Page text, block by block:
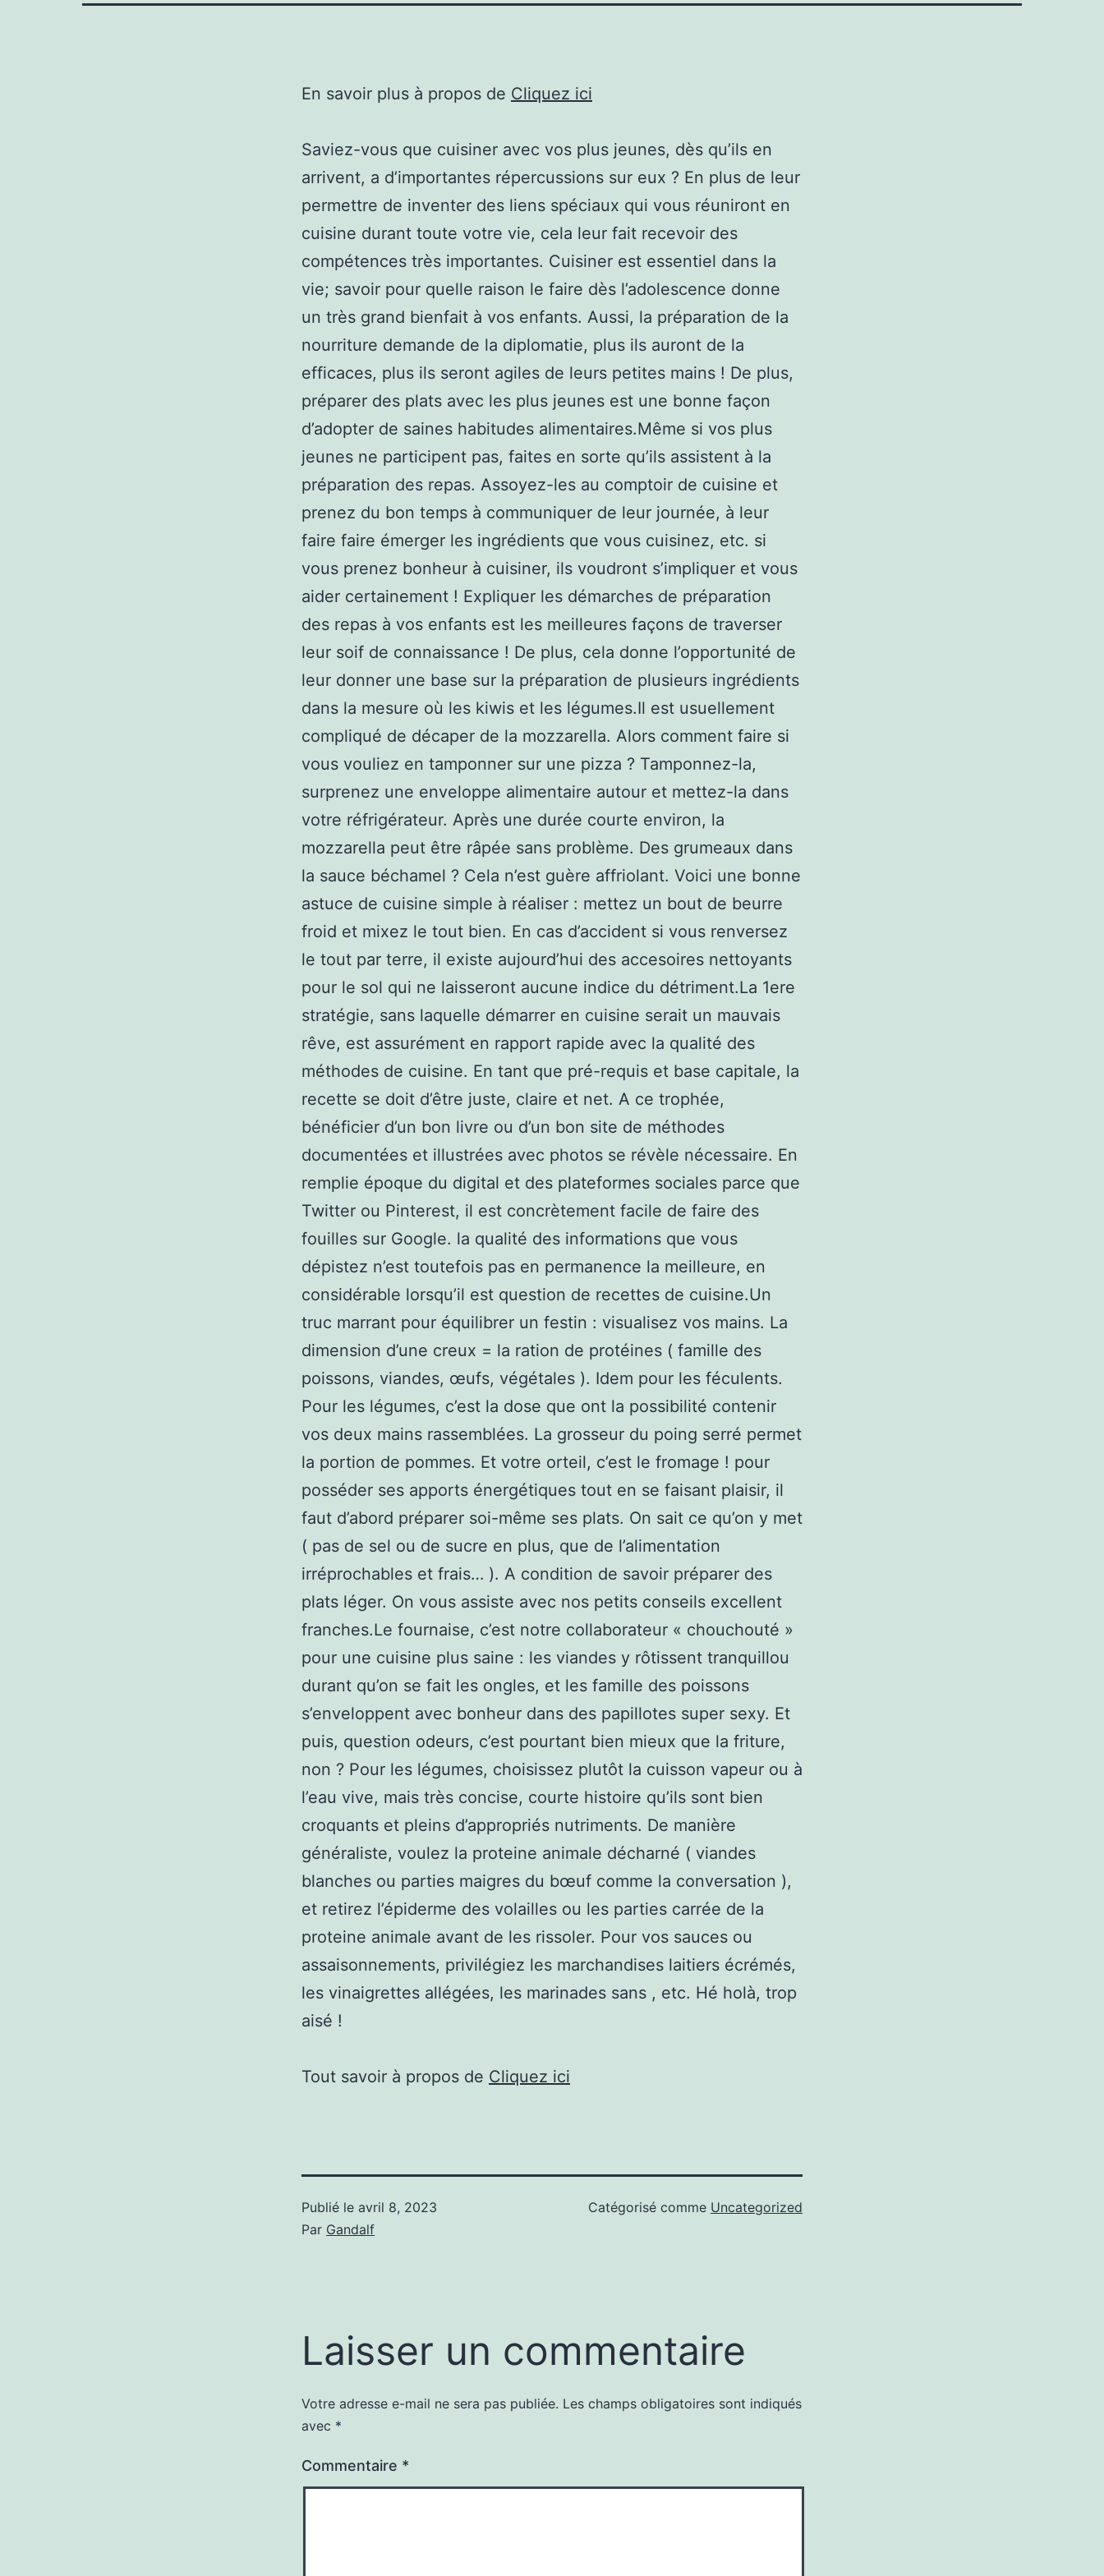
En savoir plus à propos de Cliquez ici
Saviez-vous que cuisiner avec vos plus jeunes, dès qu’ils en
arrivent, a d’importantes répercussions sur eux ? En plus de leur
permettre de inventer des liens spéciaux qui vous réuniront en
cuisine durant toute votre vie, cela leur fait recevoir des
compétences très importantes. Cuisiner est essentiel dans la
vie; savoir pour quelle raison le faire dès l’adolescence donne
un très grand bienfait à vos enfants. Aussi, la préparation de la
nourriture demande de la diplomatie, plus ils auront de la
efficaces, plus ils seront agiles de leurs petites mains ! De plus,
préparer des plats avec les plus jeunes est une bonne façon
d’adopter de saines habitudes alimentaires.Même si vos plus
jeunes ne participent pas, faites en sorte qu’ils assistent à la
préparation des repas. Assoyez-les au comptoir de cuisine et
prenez du bon temps à communiquer de leur journée, à leur
faire faire émerger les ingrédients que vous cuisinez, etc. si
vous prenez bonheur à cuisiner, ils voudront s’impliquer et vous
aider certainement ! Expliquer les démarches de préparation
des repas à vos enfants est les meilleures façons de traverser
leur soif de connaissance ! De plus, cela donne l’opportunité de
leur donner une base sur la préparation de plusieurs ingrédients
dans la mesure où les kiwis et les légumes.Il est usuellement
compliqué de décaper de la mozzarella. Alors comment faire si
vous vouliez en tamponner sur une pizza ? Tamponnez-la,
surprenez une enveloppe alimentaire autour et mettez-la dans
votre réfrigérateur. Après une durée courte environ, la
mozzarella peut être râpée sans problème. Des grumeaux dans
la sauce béchamel ? Cela n’est guère affriolant. Voici une bonne
astuce de cuisine simple à réaliser : mettez un bout de beurre
froid et mixez le tout bien. En cas d’accident si vous renversez
le tout par terre, il existe aujourd’hui des accesoires nettoyants
pour le sol qui ne laisseront aucune indice du détriment.La 1ere
stratégie, sans laquelle démarrer en cuisine serait un mauvais
rêve, est assurément en rapport rapide avec la qualité des
méthodes de cuisine. En tant que pré-requis et base capitale, la
recette se doit d’être juste, claire et net. A ce trophée,
bénéficier d’un bon livre ou d’un bon site de méthodes
documentées et illustrées avec photos se révèle nécessaire. En
remplie époque du digital et des plateformes sociales parce que
Twitter ou Pinterest, il est concrètement facile de faire des
fouilles sur Google. la qualité des informations que vous
dépistez n’est toutefois pas en permanence la meilleure, en
considérable lorsqu’il est question de recettes de cuisine.Un
truc marrant pour équilibrer un festin : visualisez vos mains. La
dimension d’une creux = la ration de protéines ( famille des
poissons, viandes, œufs, végétales ). Idem pour les féculents.
Pour les légumes, c’est la dose que ont la possibilité contenir
vos deux mains rassemblées. La grosseur du poing serré permet
la portion de pommes. Et votre orteil, c’est le fromage ! pour
posséder ses apports énergétiques tout en se faisant plaisir, il
faut d’abord préparer soi-même ses plats. On sait ce qu’on y met
( pas de sel ou de sucre en plus, que de l’alimentation
irréprochables et frais… ). A condition de savoir préparer des
plats léger. On vous assiste avec nos petits conseils excellent
franches.Le fournaise, c’est notre collaborateur « chouchouté »
pour une cuisine plus saine : les viandes y rôtissent tranquillou
durant qu’on se fait les ongles, et les famille des poissons
s’enveloppent avec bonheur dans des papillotes super sexy. Et
puis, question odeurs, c’est pourtant bien mieux que la friture,
non ? Pour les légumes, choisissez plutôt la cuisson vapeur ou à
l’eau vive, mais très concise, courte histoire qu’ils sont bien
croquants et pleins d’appropriés nutriments. De manière
généraliste, voulez la proteine animale décharné ( viandes
blanches ou parties maigres du bœuf comme la conversation ),
et retirez l’épiderme des volailles ou les parties carrée de la
proteine animale avant de les rissoler. Pour vos sauces ou
assaisonnements, privilégiez les marchandises laitiers écrémés,
les vinaigrettes allégées, les marinades sans , etc. Hé holà, trop
aisé !
Tout savoir à propos de Cliquez ici
Publié le avril 8, 2023
Par Gandalf
Catégorisé comme Uncategorized
Laisser un commentaire
Votre adresse e-mail ne sera pas publiée. Les champs obligatoires sont indiqués
avec *
Commentaire *